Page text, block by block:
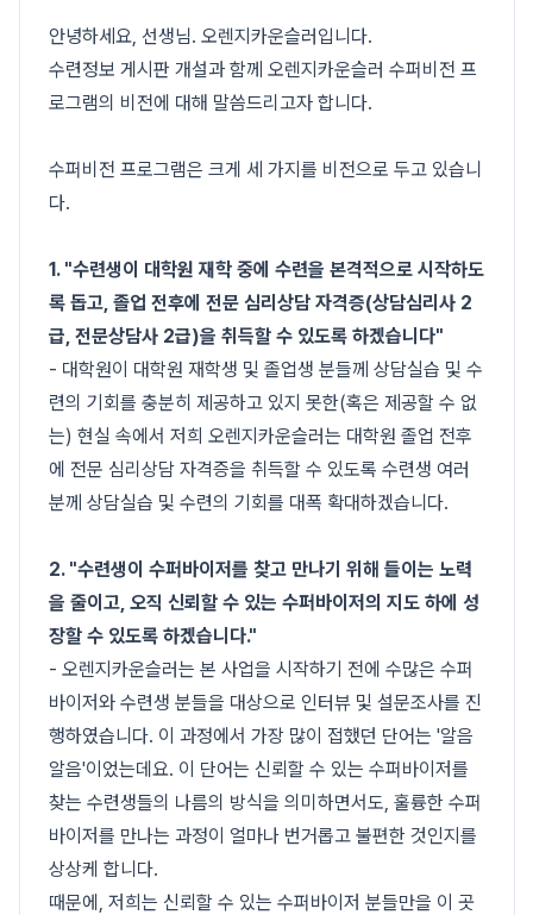
안녕하세요, 선생님. 오렌지카운슬러입니다.
수련정보 게시판 개설과 함께 오렌지카운슬러 수퍼비전 프
로그램의 비전에 대해 말씀드리고자 합니다.
수퍼비전 프로그램은 크게 세 가지를 비전으로 두고 있습니
다.
1. "수련생이 대학원 재학 중에 수련을 본격적으로 시작하도
록 돕고, 졸업 전후에 전문 심리상담 자격증(상담심리사 2
급, 전문상담사 2급)을 취득할 수 있도록 하겠습니다"
- 대학원이 대학원 재학생 및 졸업생 분들께 상담실습 및 수
련의 기회를 충분히 제공하고 있지 못한(혹은 제공할 수 없
는) 현실 속에서 저희 오렌지카운슬러는 대학원 졸업 전후
에 전문 심리상담 자격증을 취득할 수 있도록 수련생 여러
분께 상담실습 및 수련의 기회를 대폭 확대하겠습니다.
2. "수련생이 수퍼바이저를 찾고 만나기 위해 들이는 노력
을 줄이고, 오직 신뢰할 수 있는 수퍼바이저의 지도 하에 성
장할 수 있도록 하겠습니다."
- 오렌지카운슬러는 본 사업을 시작하기 전에 수많은 수퍼
바이저와 수련생 분들을 대상으로 인터뷰 및 설문조사를 진
행하였습니다. 이 과정에서 가장 많이 접했던 단어는 '알음
알음'이었는데요. 이 단어는 신뢰할 수 있는 수퍼바이저를
찾는 수련생들의 나름의 방식을 의미하면서도, 훌륭한 수퍼
바이저를 만나는 과정이 얼마나 번거롭고 불편한 것인지를
상상케 합니다.
때문에, 저희는 신뢰할 수 있는 수퍼바이저 분들만을 이 곳